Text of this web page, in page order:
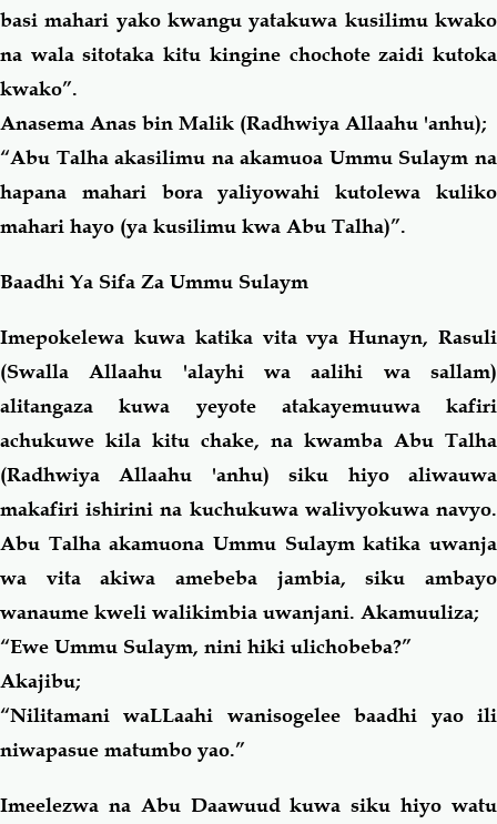
basi mahari yako kwangu yatakuwa kusilimu kwako
na wala sitotaka kitu kingine chochote zaidi kutoka
kwako”.
Anasema Anas bin Malik (Radhwiya Allaahu 'anhu);
“Abu Talha akasilimu na akamuoa Ummu Sulaym na
hapana mahari bora yaliyowahi kutolewa kuliko
mahari hayo (ya kusilimu kwa Abu Talha)”.
Baadhi Ya Sifa Za Ummu Sulaym
Imepokelewa kuwa katika vita vya Hunayn, Rasuli
(Swalla Allaahu 'alayhi wa aalihi wa sallam)
alitangaza kuwa yeyote atakayemuuwa kafiri
achukuwe kila kitu chake, na kwamba Abu Talha
(Radhwiya Allaahu 'anhu) siku hiyo aliwauwa
makafiri ishirini na kuchukuwa walivyokuwa navyo.
Abu Talha akamuona Ummu Sulaym katika uwanja
wa vita akiwa amebeba jambia, siku ambayo
wanaume kweli walikimbia uwanjani. Akamuuliza;
“Ewe Ummu Sulaym, nini hiki ulichobeba?”
Akajibu;
“Nilitamani waLLaahi wanisogelee baadhi yao ili
niwapasue matumbo yao.”
Imeelezwa na Abu Daawuud kuwa siku hiyo watu